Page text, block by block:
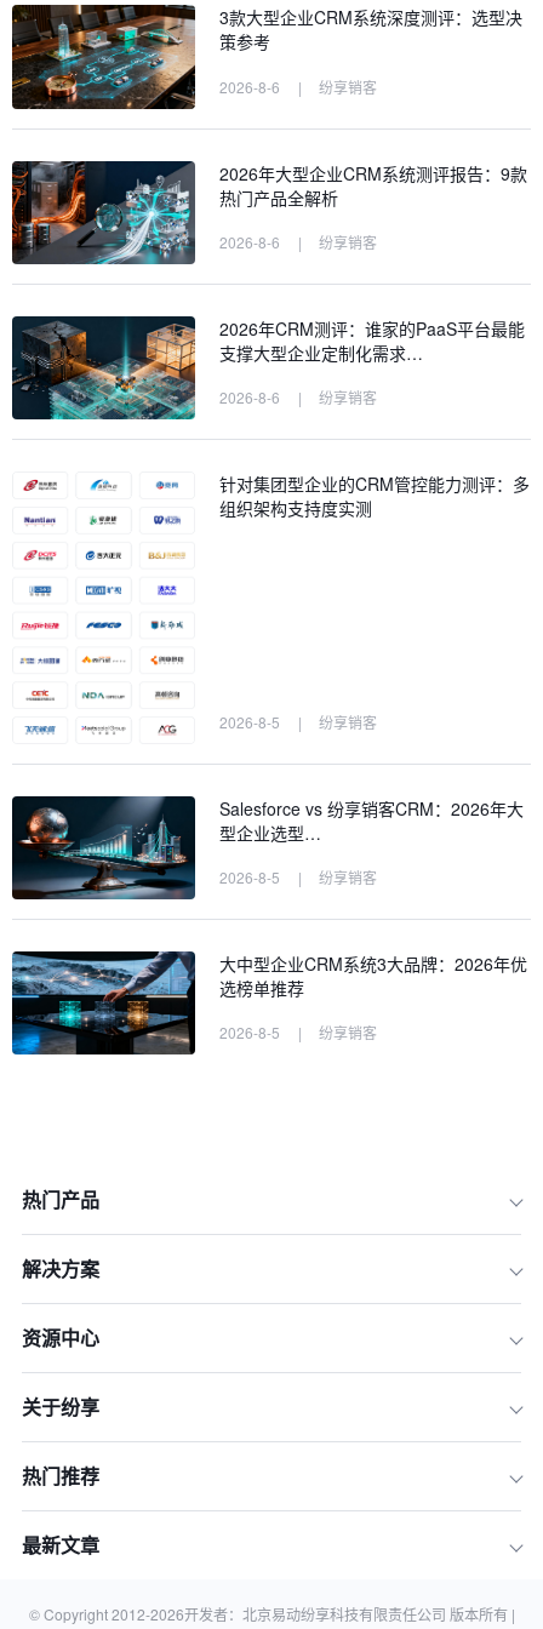
客户为中心的”战略引擎
后的竞争优势
五、常见问题解答 (FAQ)
3款大型企业CRM系统深度测评：选型决
策参考
2026-8-6 | 纷享销客
2026年大型企业CRM系统测评报告：9款
热门产品全解析
2026-8-6 | 纷享销客
2026年CRM测评：谁家的PaaS平台最能
支撑大型企业定制化需求…
2026-8-6 | 纷享销客
针对集团型企业的CRM管控能力测评：多
组织架构支持度实测
2026-8-5 | 纷享销客
Salesforce vs 纷享销客CRM：2026年大
型企业选型…
2026-8-5 | 纷享销客
大中型企业CRM系统3大品牌：2026年优
选榜单推荐
2026-8-5 | 纷享销客
热门产品
解决方案
资源中心
关于纷享
热门推荐
最新文章
© Copyright 2012-2026开发者：北京易动纷享科技有限责任公司 版本所有 |